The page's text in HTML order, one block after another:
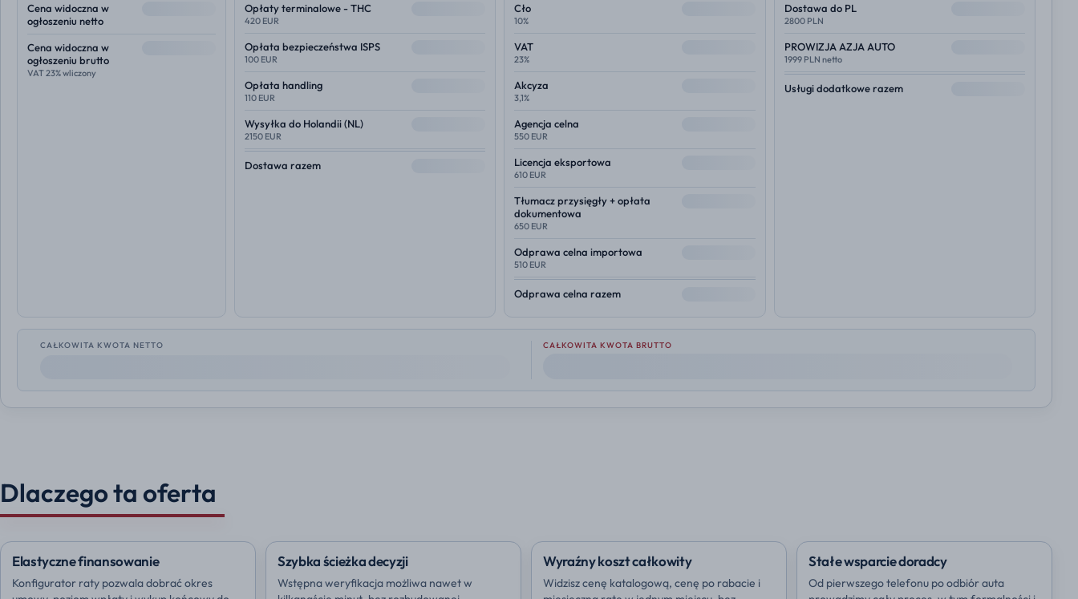
Cena widoczna w
ogłoszeniu netto
Cena widoczna w
ogłoszeniu brutto
VAT 23% wliczony
Opłaty terminalowe - THC
420 EUR
Opłata bezpieczeństwa ISPS
100 EUR
Opłata handling
110 EUR
Wysyłka do Holandii (NL)
2150 EUR
Dostawa razem
Cło
10%
VAT
23%
Akcyza
3,1%
Agencja celna
550 EUR
Licencja eksportowa
610 EUR
Tłumacz przysięgły + opłata
dokumentowa
650 EUR
Odprawa celna importowa
510 EUR
Odprawa celna razem
Dostawa do PL
2800 PLN
PROWIZJA AZJA AUTO
1999 PLN netto
Usługi dodatkowe razem
CAŁKOWITA KWOTA NETTO CAŁKOWITA KWOTA BRUTTO
Dlaczego ta oferta
Elastyczne finansowanie
Konfigurator raty pozwala dobrać okres
Szybka ścieżka decyzji
Wstępna weryfikacja możliwa nawet w
Wyraźny koszt całkowity
Widzisz cenę katalogową, cenę po rabacie i
Stałe wsparcie doradcy
Od pierwszego telefonu po odbiór auta